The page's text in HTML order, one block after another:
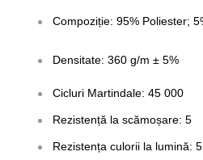
Compoziție: 95% Poliester;
Densitate: 360 g/m ± 5%
Cicluri Martindale: 45 000
Rezistență la scămoșare: 5
Rezistența culorii la lumină: 5